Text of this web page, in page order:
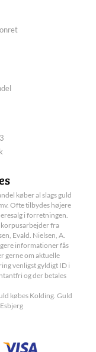
køber al slags guld
Ofte tilbydes højere
i forretningen.
korpusarbejder fra
Evald. Nielsen, A.
informationer fås
gerne om aktuelle
venligst gyldigt ID i
og der betales
købes Kolding. Guld